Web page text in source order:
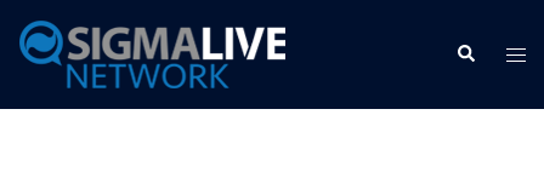
content
Search